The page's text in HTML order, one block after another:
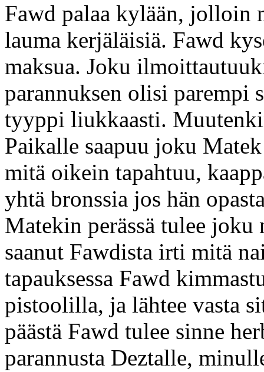
Fawd palaa kylään, jolloin
lauma kerjäläisiä. Fawd
maksua. Joku
parannuksen olisi parempi
tyyppi liukkaasti.
Paikalle saapuu joku
mitä oikein tapahtuu,
yhtä bronssia jos hän
Matekin perässä tulee
saanut Fawdista irti mitä
tapauksessa Fawd
pistoolilla, ja lähtee vasta
päästä Fawd tulee sinne
parannusta Deztalle,